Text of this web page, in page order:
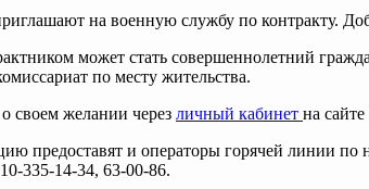
на военную службу по контракту.
может стать совершеннолетний
по месту жительства.
своем желании через личный кабинет на
предоставят и операторы горячей линии по
335-14-34, 63-00-86.